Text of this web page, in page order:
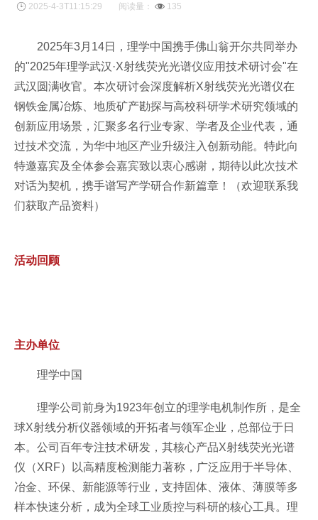
2025-4-3T11:15:29 阅读量： 135
2025年3月14日，理学中国携手佛山翁开尔共同举办
的"2025年理学武汉·X射线荧光光谱仪应用技术研讨会"在
武汉圆满收官。本次研讨会深度解析X射线荧光光谱仪在
钢铁金属冶炼、地质矿产勘探与高校科研学术研究领域的
创新应用场景，汇聚多名行业专家、学者及企业代表，通
过技术交流，为华中地区产业升级注入创新动能。特此向
特邀嘉宾及全体参会嘉宾致以衷心感谢，期待以此次技术
对话为契机，携手谱写产学研合作新篇章！（欢迎联系我
们获取产品资料）
活动回顾
主办单位
理学中国
理学公司前身为1923年创立的理学电机制作所，是全
球X射线分析仪器领域的开拓者与领军企业，总部位于日
本。公司百年专注技术研发，其核心产品X射线荧光光谱
仪（XRF）以高精度检测能力著称，广泛应用于半导体、
冶金、环保、新能源等行业，支持固体、液体、薄膜等多
样本快速分析，成为全球工业质控与科研的核心工具。理